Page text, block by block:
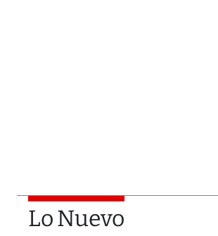
Lo Nuevo